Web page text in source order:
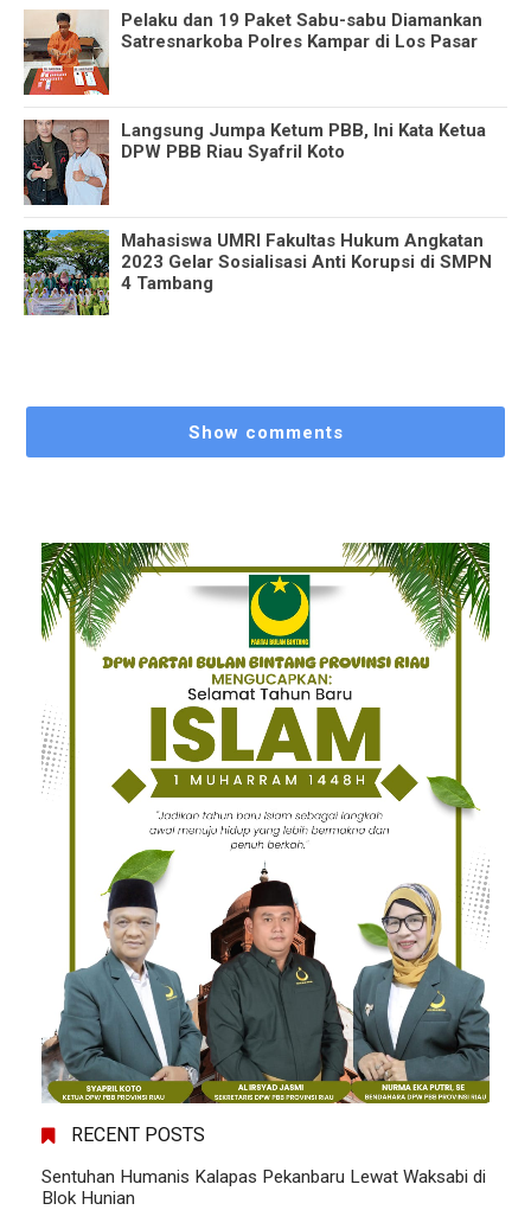
Pelaku dan 19 Paket Sabu-sabu Diamankan
Satresnarkoba Polres Kampar di Los Pasar
Langsung Jumpa Ketum PBB, Ini Kata Ketua
DPW PBB Riau Syafril Koto
Mahasiswa UMRI Fakultas Hukum Angkatan
2023 Gelar Sosialisasi Anti Korupsi di SMPN
4 Tambang
Show comments
RECENT POSTS
Sentuhan Humanis Kalapas Pekanbaru Lewat Waksabi di
Blok Hunian